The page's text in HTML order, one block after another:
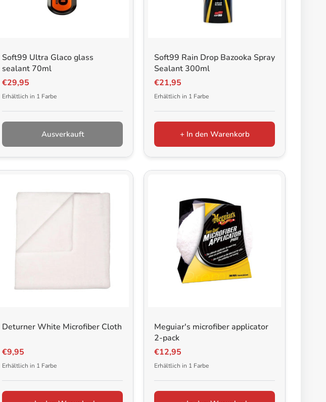
Soft99 Ultra Glaco glass
sealant 70ml
€29,95
Erhältlich in 1 Farbe
Ausverkauft
Soft99 Rain Drop Bazooka Spray
Sealant 300ml
€21,95
Erhältlich in 1 Farbe
+ In den Warenkorb
Deturner White Microfiber Cloth
€9,95
Erhältlich in 1 Farbe
Meguiar's microfiber applicator
2-pack
€12,95
Erhältlich in 1 Farbe